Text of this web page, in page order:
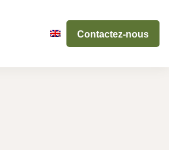
Contactez-nous